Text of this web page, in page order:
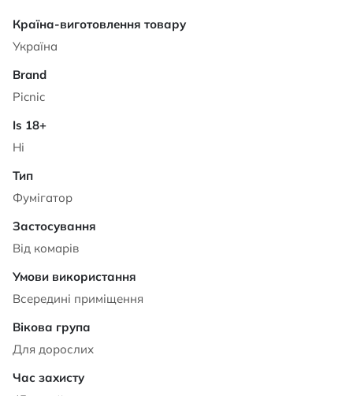
Характеристики
Україна
Picnic
Ні
Фумігатор
Від комарів
Всередині приміщення
Для дорослих